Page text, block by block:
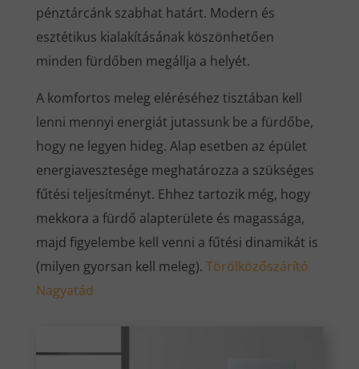
pénztárcánk szabhat határt. Modern és
esztétikus kialakításának köszönhetően
minden fürdőben megállja a helyét.
A komfortos meleg eléréséhez tisztában kell
lenni mennyi energiát jutassunk be a fürdőbe,
hogy ne legyen hideg. Alap esetben az épület
energiavesztesége meghatározza a szükséges
fűtési teljesítményt. Ehhez tartozik még, hogy
mekkora a fürdő alapterülete és magassága,
majd figyelembe kell venni a fűtési dinamikát is
(milyen gyorsan kell meleg). Törölközőszárító
Nagyatád